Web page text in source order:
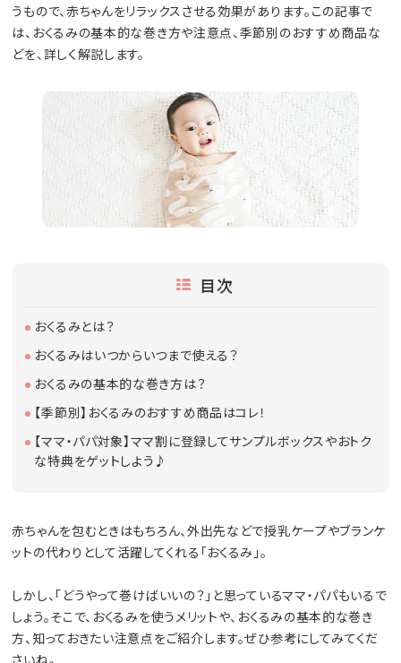
うもので、赤ちゃんをリラックスさせる効果があります。この記事で
は、おくるみの基本的な巻き方や注意点、季節別のおすすめ商品な
どを、詳しく解説します。
目次
おくるみとは？
おくるみはいつからいつまで使える？
おくるみの基本的な巻き方は？
【季節別】おくるみのおすすめ商品はコレ！
【ママ・パパ対象】ママ割に登録してサンプルボックスやおトク
な特典をゲットしよう♪
赤ちゃんを包むときはもちろん、外出先などで授乳ケープやブランケ
ットの代わりとして活躍してくれる「おくるみ」。
しかし、「どうやって巻けばいいの？」と思っているママ・パパもいるで
しょう。そこで、おくるみを使うメリットや、おくるみの基本的な巻き
方、知っておきたい注意点をご紹介します。ぜひ参考にしてみてくだ
さいね。